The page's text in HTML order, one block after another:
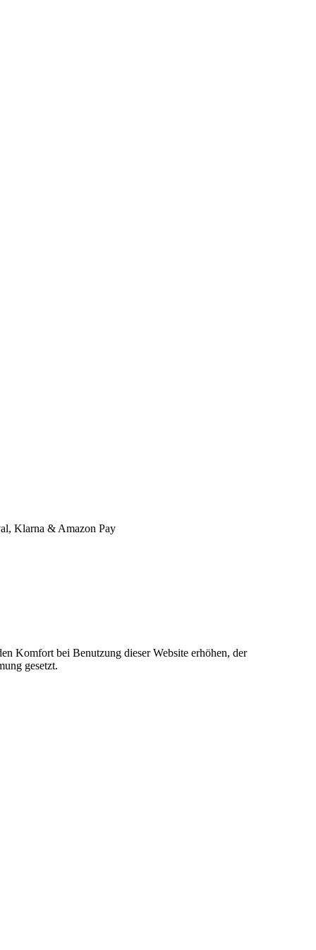
Klarna & Amazon Pay
Komfort bei Benutzung dieser Website erhöhen, der
gesetzt.